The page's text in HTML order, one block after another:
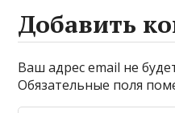
Добавить
Ваш адрес email не
Обязательные поля